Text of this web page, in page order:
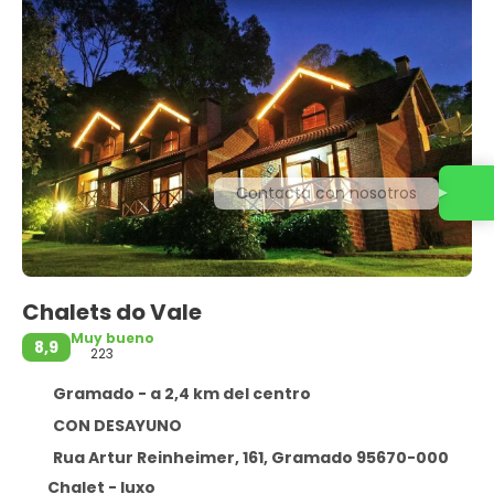
Chalets do Vale
8,9
Muy bueno
223
Gramado - a 2,4 km del centro
CON DESAYUNO
Rua Artur Reinheimer, 161, Gramado 95670-000
Chalet - luxo
Contacta con nosotros